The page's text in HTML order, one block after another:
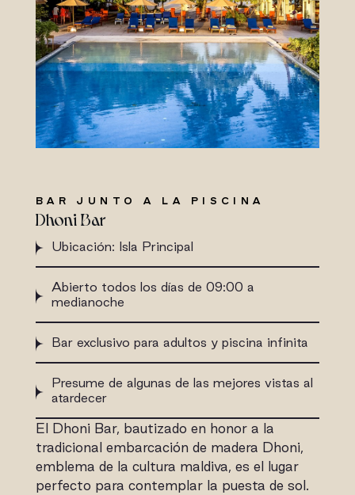
BAR JUNTO A LA PISCINA
Dhoni Bar
Ubicación: Isla Principal
Abierto todos los días de 09:00 a
medianoche
Bar exclusivo para adultos y piscina infinita
Presume de algunas de las mejores vistas al
atardecer
El Dhoni Bar, bautizado en honor a la
tradicional embarcación de madera Dhoni,
emblema de la cultura maldiva, es el lugar
perfecto para contemplar la puesta de sol.